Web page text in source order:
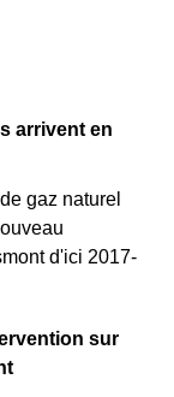
arrivent en
gaz naturel
d'ici 2017-
sur